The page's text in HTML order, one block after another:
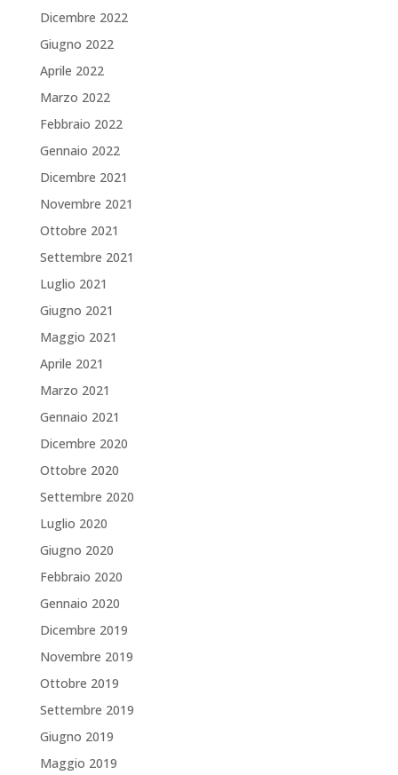
Dicembre 2022
Giugno 2022
Aprile 2022
Marzo 2022
Febbraio 2022
Gennaio 2022
Dicembre 2021
Novembre 2021
Ottobre 2021
Settembre 2021
Luglio 2021
Giugno 2021
Maggio 2021
Aprile 2021
Marzo 2021
Gennaio 2021
Dicembre 2020
Ottobre 2020
Settembre 2020
Luglio 2020
Giugno 2020
Febbraio 2020
Gennaio 2020
Dicembre 2019
Novembre 2019
Ottobre 2019
Settembre 2019
Giugno 2019
Maggio 2019